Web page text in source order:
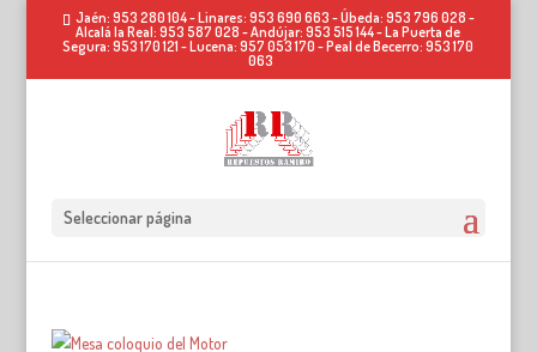
Jaén: 953 280 104 - Linares: 953 690 663 - Úbeda: 953 796 028 -
Alcalá la Real: 953 587 028 - Andújar: 953 515 144 - La Puerta de
Segura: 953 170 121 - Lucena: 957 053 170 - Peal de Becerro: 953 170
063
Seleccionar página